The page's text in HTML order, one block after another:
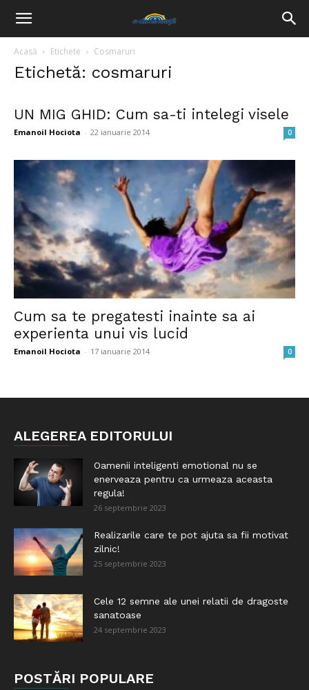
Acasă Etichete Cosmaruri
Etichetă: cosmaruri
UN MIG GHID: Cum sa-ti intelegi visele
Emanoil Hociota - 22 ianuarie 2014 0
Cum sa te pregatesti inainte sa ai
experienta unui vis lucid
Emanoil Hociota - 17 ianuarie 2014 0
ALEGEREA EDITORULUI
Oamenii inteligenti emotional nu se
enerveaza pentru ca urmeaza aceasta
regula!
26 septembrie 2023
Realizarile care te pot ajuta sa fii motivat
zilnic!
25 septembrie 2023
Cele 12 semne ale unei relatii de dragoste
sanatoase
24 septembrie 2023
POSTĂRI POPULARE